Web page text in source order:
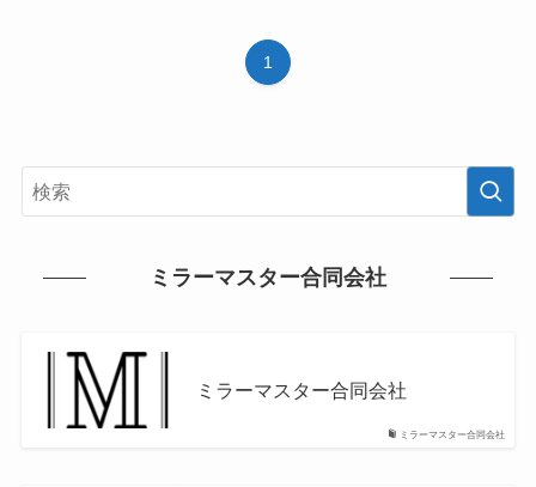
1
ミラーマスター合同会社
ミラーマスター合同会社
ミラーマスター合同会社